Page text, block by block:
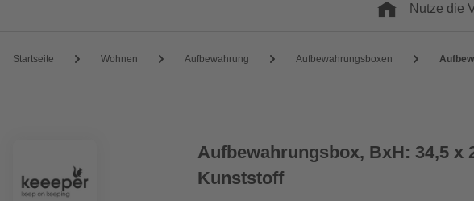
Nutze die
Startseite Wohnen Aufbewahrung Aufbewahrungsboxen
Aufbewahrungsbox, BxH: 34,5 x
Kunststoff